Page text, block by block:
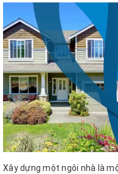
Xây dựng một ngôi nhà là